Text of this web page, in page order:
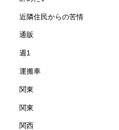
近隣住民からの苦情
通販
週1
運搬車
関東
関東
関西